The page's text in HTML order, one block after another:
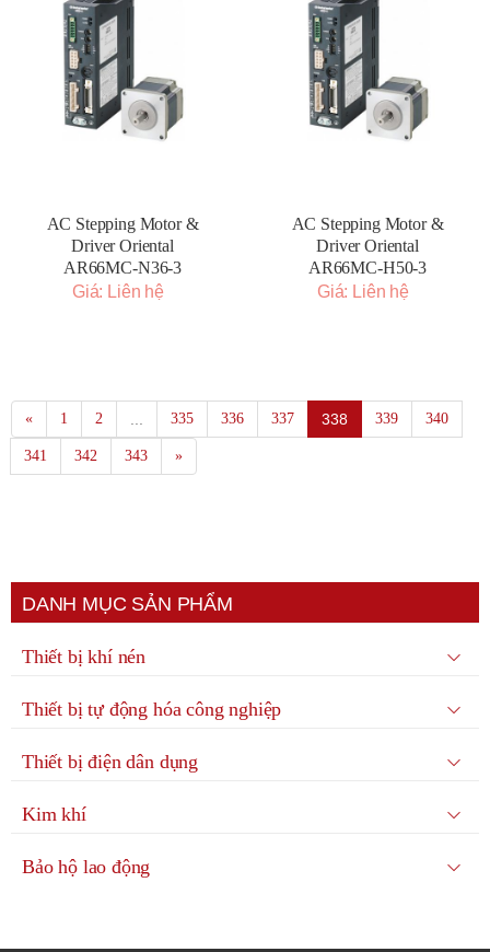
AC Stepping Motor &
Driver Oriental
AR66MC-N36-3
Giá: Liên hệ
AC Stepping Motor &
Driver Oriental
AR66MC-H50-3
Giá: Liên hệ
« 1 2 335 336 337 338 339 340
341 342 343 »
DANH MỤC SẢN PHẨM
Thiết bị khí nén
Thiết bị tự động hóa công nghiệp
Thiết bị điện dân dụng
Kim khí
Bảo hộ lao động